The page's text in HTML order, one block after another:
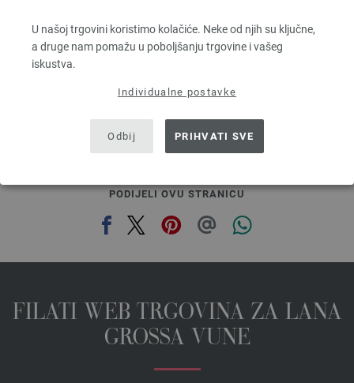
U našoj trgovini koristimo kolačiće. Neke od njih su ključne,
a druge nam pomažu u poboljšanju trgovine i vašeg
iskustva.
Individualne postavke
Odbij PRIHVATI SVE
Većina igle: 3 - 3,5
6,38 $
bez PDV-a, dodatno troškovi za dostavu, Osnovna cijena:
prev next
PODIJELI OVU STRANICU
FILATI WEB TRGOVINA ZA LANA
GROSSA VUNE